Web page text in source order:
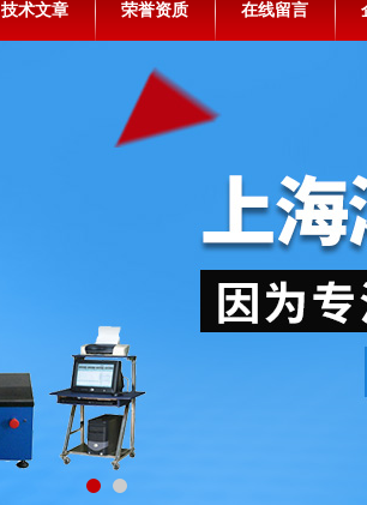
技术文章 荣誉资质 在线留言